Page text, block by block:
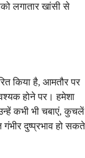
लगातार खांसी से
किया है, आमतौर पर
होने पर। हमेशा
कभी भी चबाएं, कुचलें
दुष्प्रभाव हो सकते